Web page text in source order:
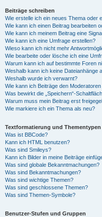
Beiträge schreiben
Wie erstelle ich ein neues Thema oder
Wie kann ich einen Beitrag bearbeiten
Wie kann ich meinem Beitrag eine
Wie kann ich eine Umfrage erstellen?
Wieso kann ich nicht mehr
Wie bearbeite oder lösche ich eine
Warum kann ich auf bestimmte Foren
Weshalb kann ich keine Dateianhänge
Weshalb wurde ich verwarnt?
Wie kann ich Beiträge den
Was bewirkt die „Speichern“-
Warum muss mein Beitrag erst
Wie markiere ich ein Thema als neu?
Textformatierung und Thementypen
Was ist BBCode?
Kann ich HTML benutzen?
Was sind Smileys?
Kann ich Bilder in meine Beiträge
Was sind globale Bekanntmachungen?
Was sind Bekanntmachungen?
Was sind wichtige Themen?
Was sind geschlossene Themen?
Was sind Themen-Symbole?
Benutzer-Stufen und Gruppen